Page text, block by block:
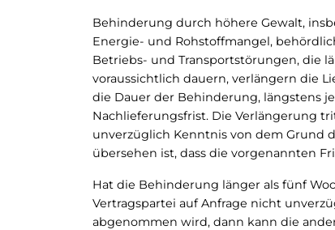
Behinderung durch höhere Gewalt,
Energie- und Rohstoffmangel,
Betriebs- und Transportstörungen, die
voraussichtlich dauern, verlängern die
die Dauer der Behinderung, längstens
Nachlieferungsfrist. Die Verlängerung
unverzüglich Kenntnis von dem Grund
übersehen ist, dass die vorgenannten
Hat die Behinderung länger als fünf
Vertragspartei auf Anfrage nicht
abgenommen wird, dann kann die